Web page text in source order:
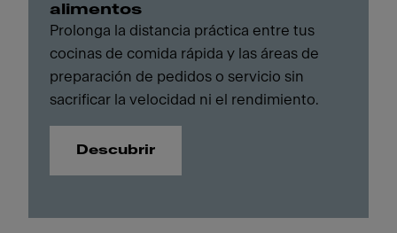
alimentos
Prolonga la distancia práctica entre tus
cocinas de comida rápida y las áreas de
preparación de pedidos o servicio sin
sacrificar la velocidad ni el rendimiento.
Descubrir